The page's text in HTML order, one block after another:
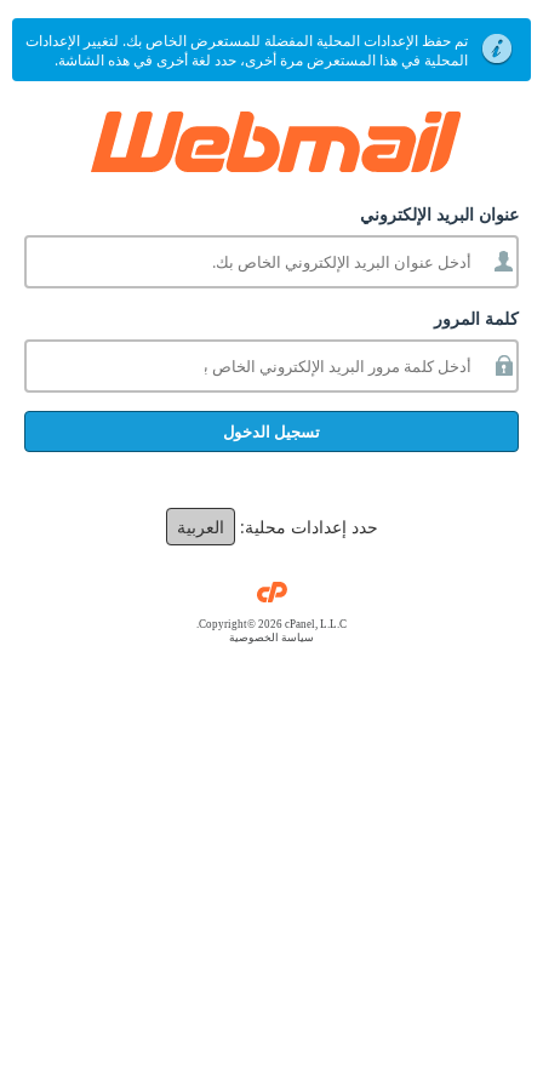
تم حفظ الإعدادات المحلية المفضلة للمستعرض الخاص بك. لتغيير الإعدادات
المحلية في هذا المستعرض مرة أخرى، حدد لغة أخرى في هذه الشاشة.
عنوان البريد الإلكتروني
كلمة المرور
تسجيل الدخول
حدد إعدادات محلية: العربية
Copyright© 2026 cPanel, L.L.C.
سياسة الخصوصية